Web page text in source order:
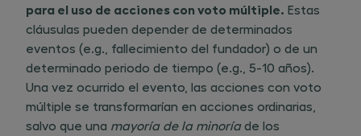
para el uso de acciones con voto múltiple. Estas
cláusulas pueden depender de determinados
eventos (e.g., fallecimiento del fundador) o de un
determinado periodo de tiempo (e.g., 5-10 años).
Una vez ocurrido el evento, las acciones con voto
múltiple se transformarían en acciones ordinarias,
salvo que una mayoría de la minoríade los